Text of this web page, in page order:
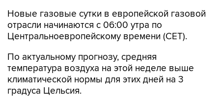
Новые газовые сутки в европейской газовой
отрасли начинаются c 06:00 утра по
Центральноевропейскому времени (CET).
По актуальному прогнозу, средняя
температура воздуха на этой неделе выше
климатической нормы для этих дней на 3
градуса Цельсия.